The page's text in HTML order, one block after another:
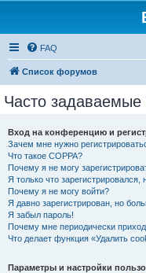
FAQ
Список форумов
Часто задаваемые
Вход на конференцию и
Зачем мне нужно
Что такое COPPA?
Почему я не могу
Я только что зарегистрировался,
Почему я не могу войти?
Я давно зарегистрирован, но
Я забыл пароль!
Почему мне периодически
Что делает функция «Удалить
Параметры и настройки